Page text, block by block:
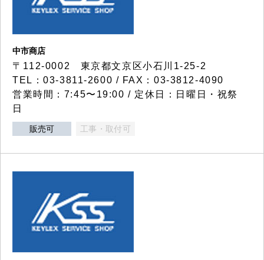
中市商店
〒112-0002 東京都文京区小石川1-25-2
TEL：03-3811-2600 / FAX：03-3812-4090
営業時間：7:45〜19:00 / 定休日：日曜日・祝祭
日
販売可 工事・取付可